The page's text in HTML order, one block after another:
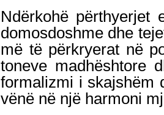
Ndërkohë
domosdoshme dhe
më të përkryerat në
toneve madhështore
formalizmi i skajshëm
vënë në një harmoni